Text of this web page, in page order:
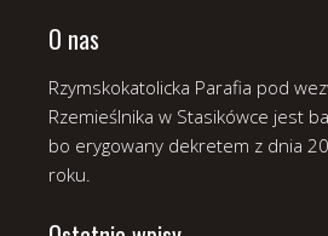
O nas
Rzymskokatolicka Parafia pod
Rzemieślnika w Stasikówce jest
bo erygowany dekretem z dnia
roku.